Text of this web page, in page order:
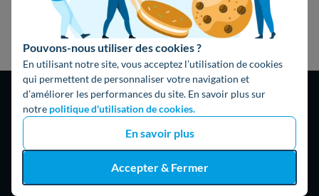
Pouvons-nous utiliser des cookies ?
En utilisant notre site, vous acceptez l’utilisation de cookies
qui permettent de personnaliser votre navigation et
d’améliorer les performances du site. En savoir plus sur
notre politique d'utilisation de cookies.
En savoir plus
Accepter & Fermer
16474 avis